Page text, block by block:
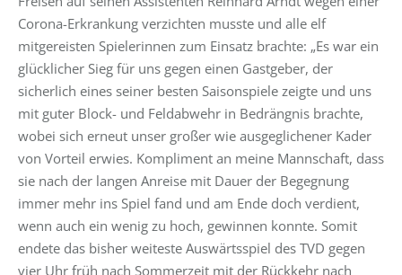
Corona-Erkrankung verzichten musste und alle elf
mitgereisten Spielerinnen zum Einsatz brachte: „Es war ein
glücklicher Sieg für uns gegen einen Gastgeber, der
sicherlich eines seiner besten Saisonspiele zeigte und uns
mit guter Block- und Feldabwehr in Bedrängnis brachte,
wobei sich erneut unser großer wie ausgeglichener Kader
von Vorteil erwies. Kompliment an meine Mannschaft, dass
sie nach der langen Anreise mit Dauer der Begegnung
immer mehr ins Spiel fand und am Ende doch verdient,
wenn auch ein wenig zu hoch, gewinnen konnte. Somit
endete das bisher weiteste Auswärtsspiel des TVD gegen
vier Uhr früh nach Sommerzeit mit der Rückkehr nach